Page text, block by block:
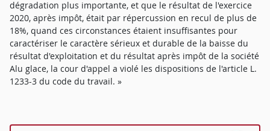
dégradation plus importante, et que le résultat de l'exercice
2020, après impôt, était par répercussion en recul de plus de
18%, quand ces circonstances étaient insuffisantes pour
caractériser le caractère sérieux et durable de la baisse du
résultat d'exploitation et du résultat après impôt de la société
Alu glace, la cour d'appel a violé les dispositions de l'article L.
1233-3 du code du travail. »